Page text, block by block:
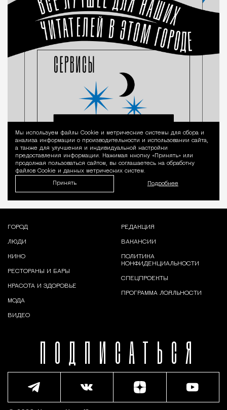
Уведомление
Мы используем файлы Сookie и метрические системы для сбора и
анализа информации о производительности и использовании сайта,
а также для улучшения и индивидуальной настройки
предоставления информации. Нажимая кнопку «Принять» или
продолжая пользоваться сайтом, вы соглашаетесь на обработку
файлов Cookie и данных метрических систем.
Принять Подробнее
ПОДПИСАТЬСЯ
ГОРОД
ЛЮДИ
КИНО
РЕСТОРАНЫ И БАРЫ
КРАСОТА И ЗДОРОВЬЕ
МОДА
ВИДЕО
РЕДАКЦИЯ
ВАКАНСИИ
ПОЛИТИКА
КОНФИДЕНЦИАЛЬНОСТИ
СПЕЦПРОЕКТЫ
ПРОГРАММА ЛОЯЛЬНОСТИ